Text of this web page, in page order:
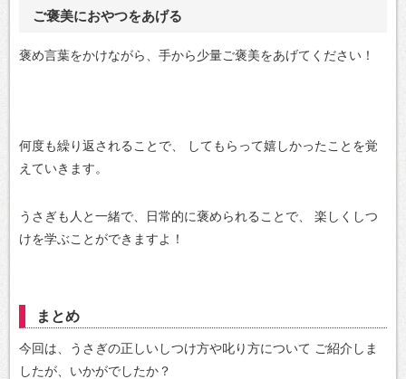
ご褒美におやつをあげる
褒め言葉をかけながら、手から少量ご褒美をあげてください！
何度も繰り返されることで、
してもらって嬉しかったことを覚
えていきます。
うさぎも人と一緒で、日常的に褒められることで、
楽しくしつ
けを学ぶことができますよ！
まとめ
今回は、うさぎの正しいしつけ方や叱り方について ご紹介しま
したが、いかがでしたか？